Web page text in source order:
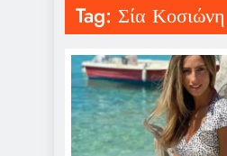
Tag: Σία Κοσιώνη